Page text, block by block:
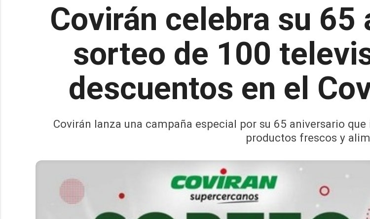
Covirán celebra su
sorteo de 100
descuentos en el
Covirán lanza una campaña especial por su 65 aniversario
productos frescos y